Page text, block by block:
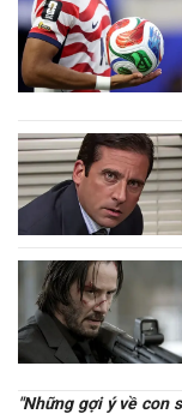
"Những gợi ý về con